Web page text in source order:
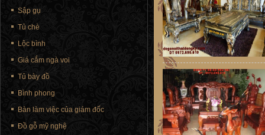
Sập gụ
Tủ chè
Lộc bình
Giá cắm ngà voi
Tủ bày đồ
Bình phong
Bàn làm việc của giám đốc
Đồ gỗ mỹ nghệ